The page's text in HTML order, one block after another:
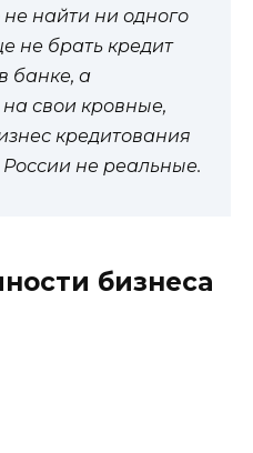
не найти ни одного
не брать кредит
банке, а
свои кровные,
кредитования
не реальные.
бизнеса